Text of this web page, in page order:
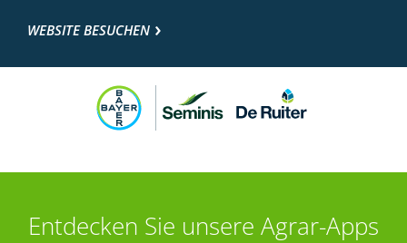
WEBSITE BESUCHEN
Entdecken Sie unsere Agrar-Apps